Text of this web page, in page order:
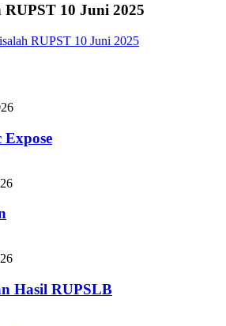
10 Juni 2025
RUPST 10 Juni 2025
Hasil RUPSLB